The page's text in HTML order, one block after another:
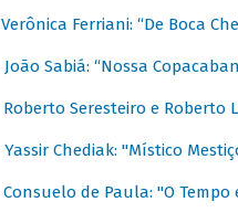
Verônica Ferriani: “De Boca
João Sabiá: “Nossa
Roberto Seresteiro e Roberto
Yassir Chediak: "Místico
Consuelo de Paula: "O Tempo